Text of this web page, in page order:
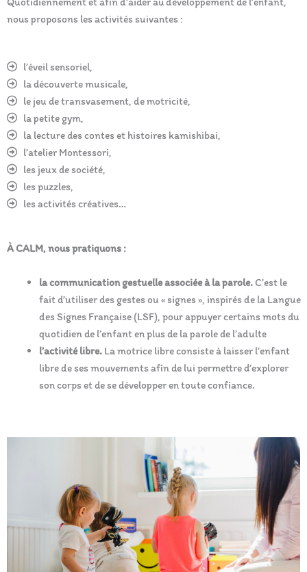
nous proposons les activités suivantes :
l’éveil sensoriel,
la découverte musicale,
le jeu de transvasement, de motricité,
la petite gym,
la lecture des contes et histoires kamishibai,
l’atelier Montessori,
les jeux de société,
les puzzles,
les activités créatives…
À CALM, nous pratiquons :
la communication gestuelle associée à la parole.C’est le
fait d’utiliser des gestes ou « signes », inspirés de la Langue
des Signes Française (LSF), pour appuyer certains mots du
quotidien de l’enfant en plus de laparolede l’adulte
l’activité libre.La motrice libre consiste à laisser l’enfant
libre de ses mouvements afin de lui permettre d’explorer
son corps et de se développer en toute confiance.